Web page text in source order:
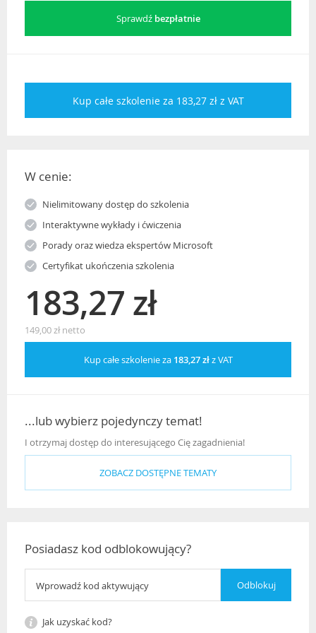
Sprawdź bezpłatnie
Kup całe szkolenie za 183,27 zł z VAT
W cenie:
Nielimitowany dostęp do szkolenia
Interaktywne wykłady i ćwiczenia
Porady oraz wiedza ekspertów Microsoft
Certyfikat ukończenia szkolenia
183,27 zł
149,00 zł netto
Kup całe szkolenie za 183,27 złz VAT
...lub wybierz pojedynczy temat!
I otrzymaj dostęp do interesującego Cię zagadnienia!
ZOBACZ DOSTĘPNE TEMATY
Posiadasz kod odblokowujący?
Jak uzyskać kod?